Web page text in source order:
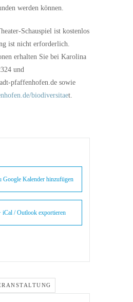
werden können.
Schauspiel ist kostenlos
ist nicht erforderlich.
erhalten Sie bei Karolina
und
pfaffenhofen.de sowie
biodiversitaet.
Google Kalender hinzufügen
iCal / Outlook exportieren